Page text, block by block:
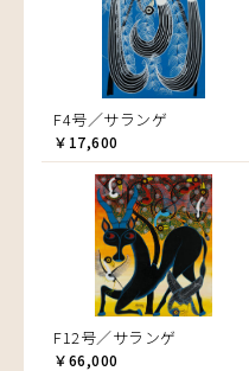
F4号／サランゲ
￥17,600
F12号／サランゲ
￥66,000